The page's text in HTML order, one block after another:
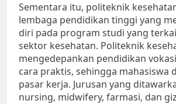
Sementara itu, politeknik
lembaga pendidikan tinggi yang
diri pada program studi yang
sektor kesehatan. Politeknik
mengedepankan pendidikan
cara praktis, sehingga mahasiswa
pasar kerja. Jurusan yang
nursing, midwifery, farmasi, dan